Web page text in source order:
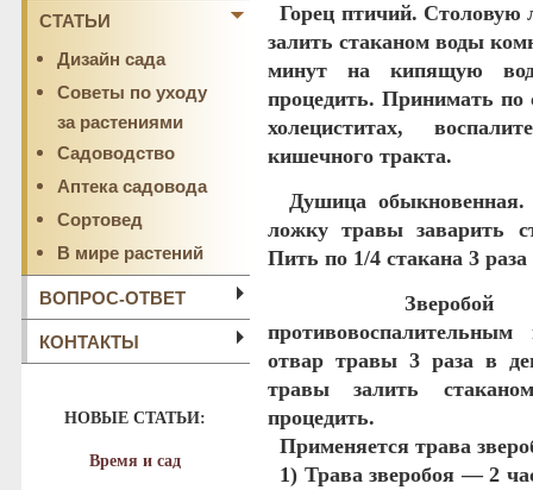
СТАТЬИ
Дизайн сада
Советы по уходу
за растениями
Садоводство
Аптека садовода
Сортовед
В мире растений
ВОПРОС-ОТВЕТ
КОНТАКТЫ
НОВЫЕ СТАТЬИ:
Время и сад
Горец птичий. Столовую
залить стаканом воды
минут на кипящую
процедить. Принимать
холециститах,
кишечного тракта.
Душица обыкновенная.
ложку травы заварить
Пить по 1/4 стакана 3 раза
Зверобой
отвар травы 3 раза в
травы залить
процедить.
Применяется трава
1) Трава зверобоя — 2